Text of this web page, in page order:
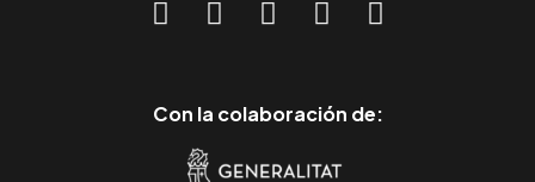
Con la colaboración de: